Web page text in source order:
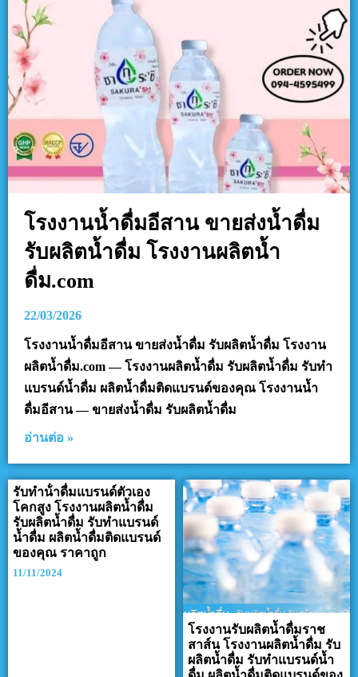
โรงงานน้ำดื่มอีสาน ขายส่งน้ำดื่ม
รับผลิตน้ำดื่ม โรงงานผลิตน้ำ
ดื่ม.com
22/03/2026
โรงงานน้ำดื่มอีสาน ขายส่งน้ำดื่ม รับผลิตน้ำดื่ม โรงงาน
ผลิตน้ำดื่ม.com — โรงงานผลิตน้ำดื่ม รับผลิตน้ำดื่ม รับทำ
แบรนด์น้ำดื่ม ผลิตน้ำดื่มติดแบรนด์ของคุณ โรงงานน้ำ
ดื่มอีสาน — ขายส่งน้ำดื่ม รับผลิตน้ำดื่ม
อ่านต่อ »
รับทําน้ําดื่มแบรนด์ตัวเอง
โคกสูง โรงงานผลิตน้ำดื่ม
รับผลิตน้ำดื่ม รับทำแบรนด์
น้ำดื่ม ผลิตน้ำดื่มติดแบรนด์
ของคุณ ราคาถูก
11/11/2024
โรงงานรับผลิตน้ำดื่มราช
สาส์น โรงงานผลิตน้ำดื่ม รับ
ผลิตน้ำดื่ม รับทำแบรนด์น้ำ